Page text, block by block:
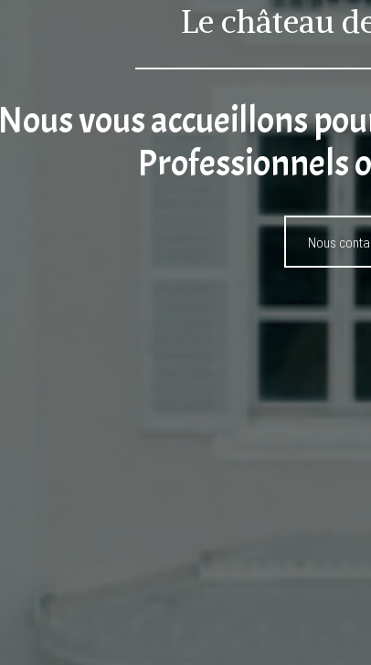
Le château
Nous vous accueillons
Professionnels
Nous